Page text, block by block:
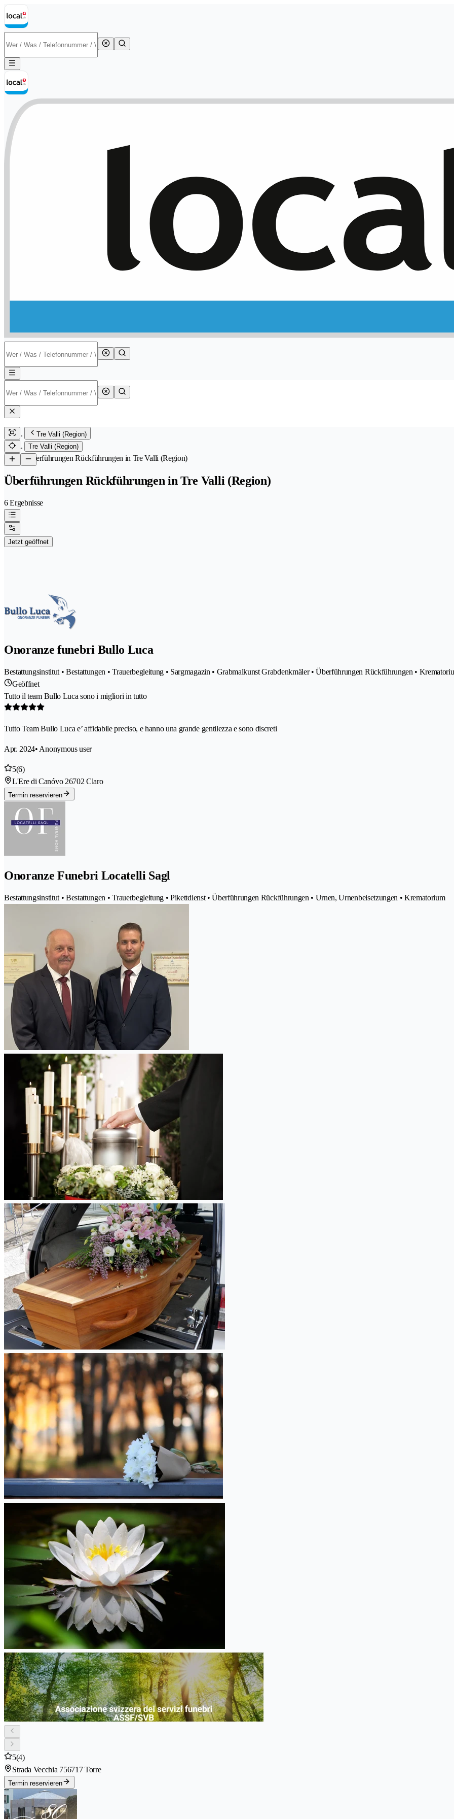
Tre Valli (Region)
Tre Valli (Region)
/Überführungen Rückführungen in Tre Valli (Region)
Überführungen Rückführungen in Tre Valli (Region)
6 Ergebnisse
Jetzt geöffnet
Onoranze funebri Bullo Luca
Bestattungsinstitut • Bestattungen • Trauerbegleitung • Sargmagazin • Grabmalkunst Grabdenkmäler • Überführungen Rückführungen •
Geöffnet
Tutto il team Bullo Luca sono i migliori in tutto
Tutto Team Bullo Luca e’ affidabile preciso, e hanno una grande gentilezza e sono discreti
Apr. 2024• Anonymous user
5(6)
L'Ere di Canóvo 26702 Claro
Termin reservieren
Onoranze Funebri Locatelli Sagl
Bestattungsinstitut • Bestattungen • Trauerbegleitung • Pikettdienst • Überführungen Rückführungen • Urnen, Urnenbeisetzungen • Krematorium
5(4)
Strada Vecchia 756717 Torre
Termin reservieren